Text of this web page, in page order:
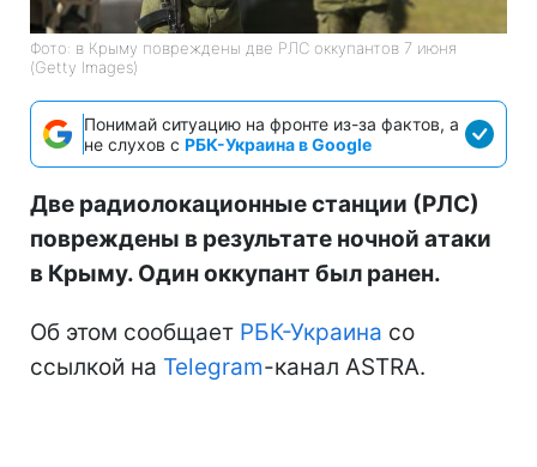
Фото: в Крыму повреждены две РЛС оккупантов 7 июня
(Getty Images)
Понимай ситуацию на фронте из-за фактов, а
не слухов с РБК-Украина в Google
Две радиолокационные станции (РЛС)
повреждены в результате ночной атаки
в Крыму. Один оккупант был ранен.
Об этом сообщает РБК-Украина со
ссылкой на Telegram-канал ASTRA.